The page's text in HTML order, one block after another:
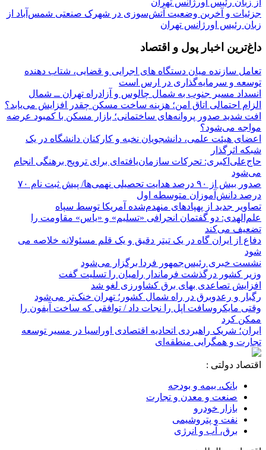
جزئیات و آخرین وضعیت آتش‌سوزی در شهرک صنعتی شمس‌آباد از
زبان رئیس اورژانس تهران
داغ‌ترین اخبار پول و اقتصاد
تعامل سازنده میان دستگاه‌ های اجرایی و قضایی، شتاب‌ دهنده
توسعه و سرمایه‌گذاری در ارس است
انسداد مسیر جنوب به شمال چالوس و آزادراه تهران ــ شمال
الزام احتمالی اتاق امن؛ هزینه ساخت مسکن چقدر افزایش می‌یابد؟
افت شدید صدور پروانه‌های ساختمانی؛ بازار مسکن با کمبود عرضه
مواجه می‌شود؟
اعضای هیئت علمی، دانشجویان نخبه و کارکنان دانشگاه در یک
شبکه‌ اثرگذار
حاج‌علی‌اکبری: تحرکات سازمان‌یافته‌ای برای ترویج برهنگی انجام
می‌شود
صدور بیش از ۹۰ درصد هدایت تحصیلی نهمی‌ها/ پیش ثبت نام ۷۰
درصد دانش‌آموزان متوسطه اول
تصاویر جدید از پهپادهای منهدم‌شده آمریکا توسط سپاه
علم‌الهدی: دو گفتمان انحرافی «تسلیم» و «یاس» مقاومت را
تضعیف می‌کند
دفاع از ایران گاه در یک تیتر دقیق و یک قلم مسئولانه خلاصه می
شود
نشست خبری رئیس‌جمهور فردا برگزار می‌شود
وزیر کشور درگذشت فرماندار رامیان را تسلیت گفت
افزایش تصاعدی بهای برق کشاورزی لغو شد
رگبار و رعدوبرق در راه شمال کشور؛ تهران خنک‌تر می‌شود
وقتی مایکروسافت اپل را نجات داد / توافقی که ساخت آیفون را
ممکن کرد
ایران؛ شریک راهبردی اتحادیه اقتصادی اوراسیا در مسیر توسعه
تجارت و همگرایی منطقه‌ای
اقتصاد دولتی :
بانک، بیمه و بودجه
صنعت و معدن و تجارت
بازار خودرو
نفت و پتروشیمی
برق، آب و انرژی